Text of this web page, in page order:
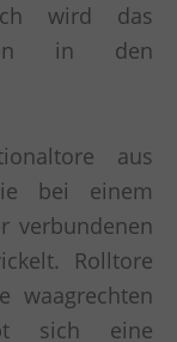
wird das
in den
aus
bei einem
verbundenen
Rolltore
waagrechten
sich eine